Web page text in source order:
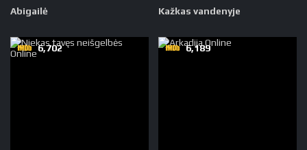
Abigailė Kažkas vandenyje
6,702 6,189